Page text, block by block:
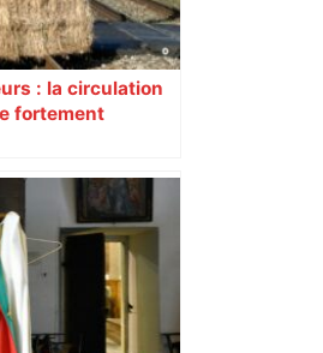
: la circulation
fortement